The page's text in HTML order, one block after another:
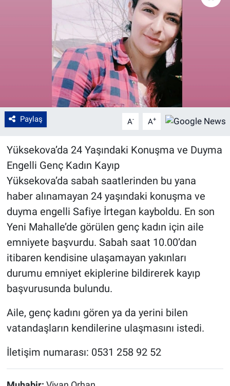
Paylaş A- A+
Yüksekova’da 24 Yaşındaki Konuşma ve Duyma
Engelli Genç Kadın Kayıp
Yüksekova’da sabah saatlerinden bu yana
haber alınamayan 24 yaşındaki konuşma ve
duyma engelli Safiye İrtegan kayboldu. En son
Yeni Mahalle’de görülen genç kadın için aile
emniyete başvurdu. Sabah saat 10.00’dan
itibaren kendisine ulaşamayan yakınları
durumu emniyet ekiplerine bildirerek kayıp
başvurusunda bulundu.
Aile, genç kadını gören ya da yerini bilen
vatandaşların kendilerine ulaşmasını istedi.
İletişim numarası: 0531 258 92 52